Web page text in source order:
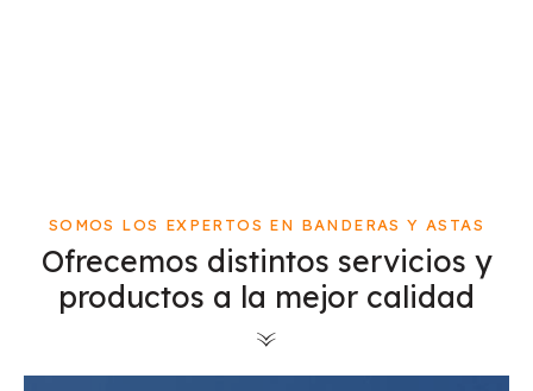
SOMOS LOS EXPERTOS EN BANDERAS Y ASTAS
Ofrecemos distintos servicios y
productos a la mejor calidad